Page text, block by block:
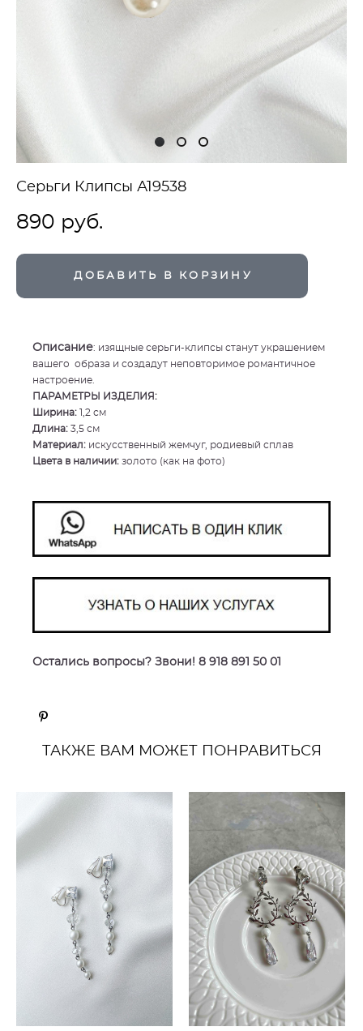
Серьги Клипсы А19538
890 pуб.
ДОБАВИТЬ В КОРЗИНУ
Описание: изящные серьги-клипсы станут украшением
вашего образа и создадут неповторимое романтичное
настроение.
ПАРАМЕТРЫ ИЗДЕЛИЯ:
Ширина: 1,2 см
Длина: 3,5 см
Материал: искусственный жемчуг, родиевый сплав
Цвета в наличии: золото (как на фото)
Остались вопросы? Звони! 8 918 891 50 01
ТАКЖЕ ВАМ МОЖЕТ ПОНРАВИТЬСЯ